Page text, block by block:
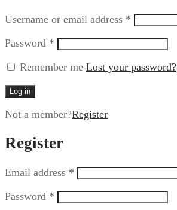
Username or email address *
Password *
Remember me Lost your password?
Log in
Not a member?Register
Register
Email address *
Password *